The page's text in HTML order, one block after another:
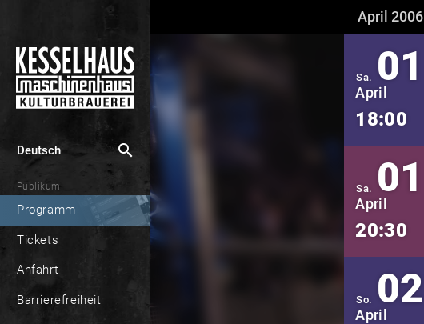
Deutsch search
Publikum
Programm
Tickets
Anfahrt
Barrierefreiheit
April 2006
Sa. 01
April
18:00
Sa. 01
April
20:30
So. 02
April
April 2006